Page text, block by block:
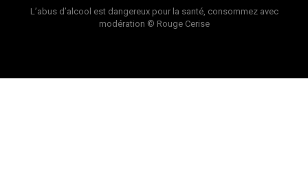
L’abus d’alcool est dangereux pour la santé, consommez avec
modération © Rouge Cerise